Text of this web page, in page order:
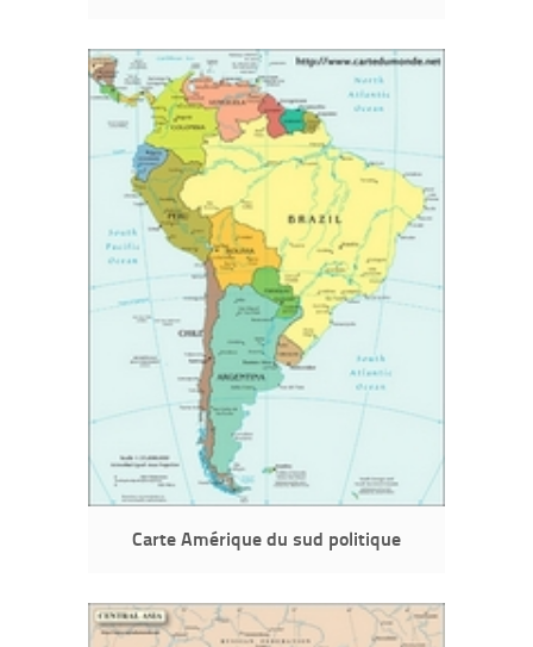
Carte Amérique du sud politique